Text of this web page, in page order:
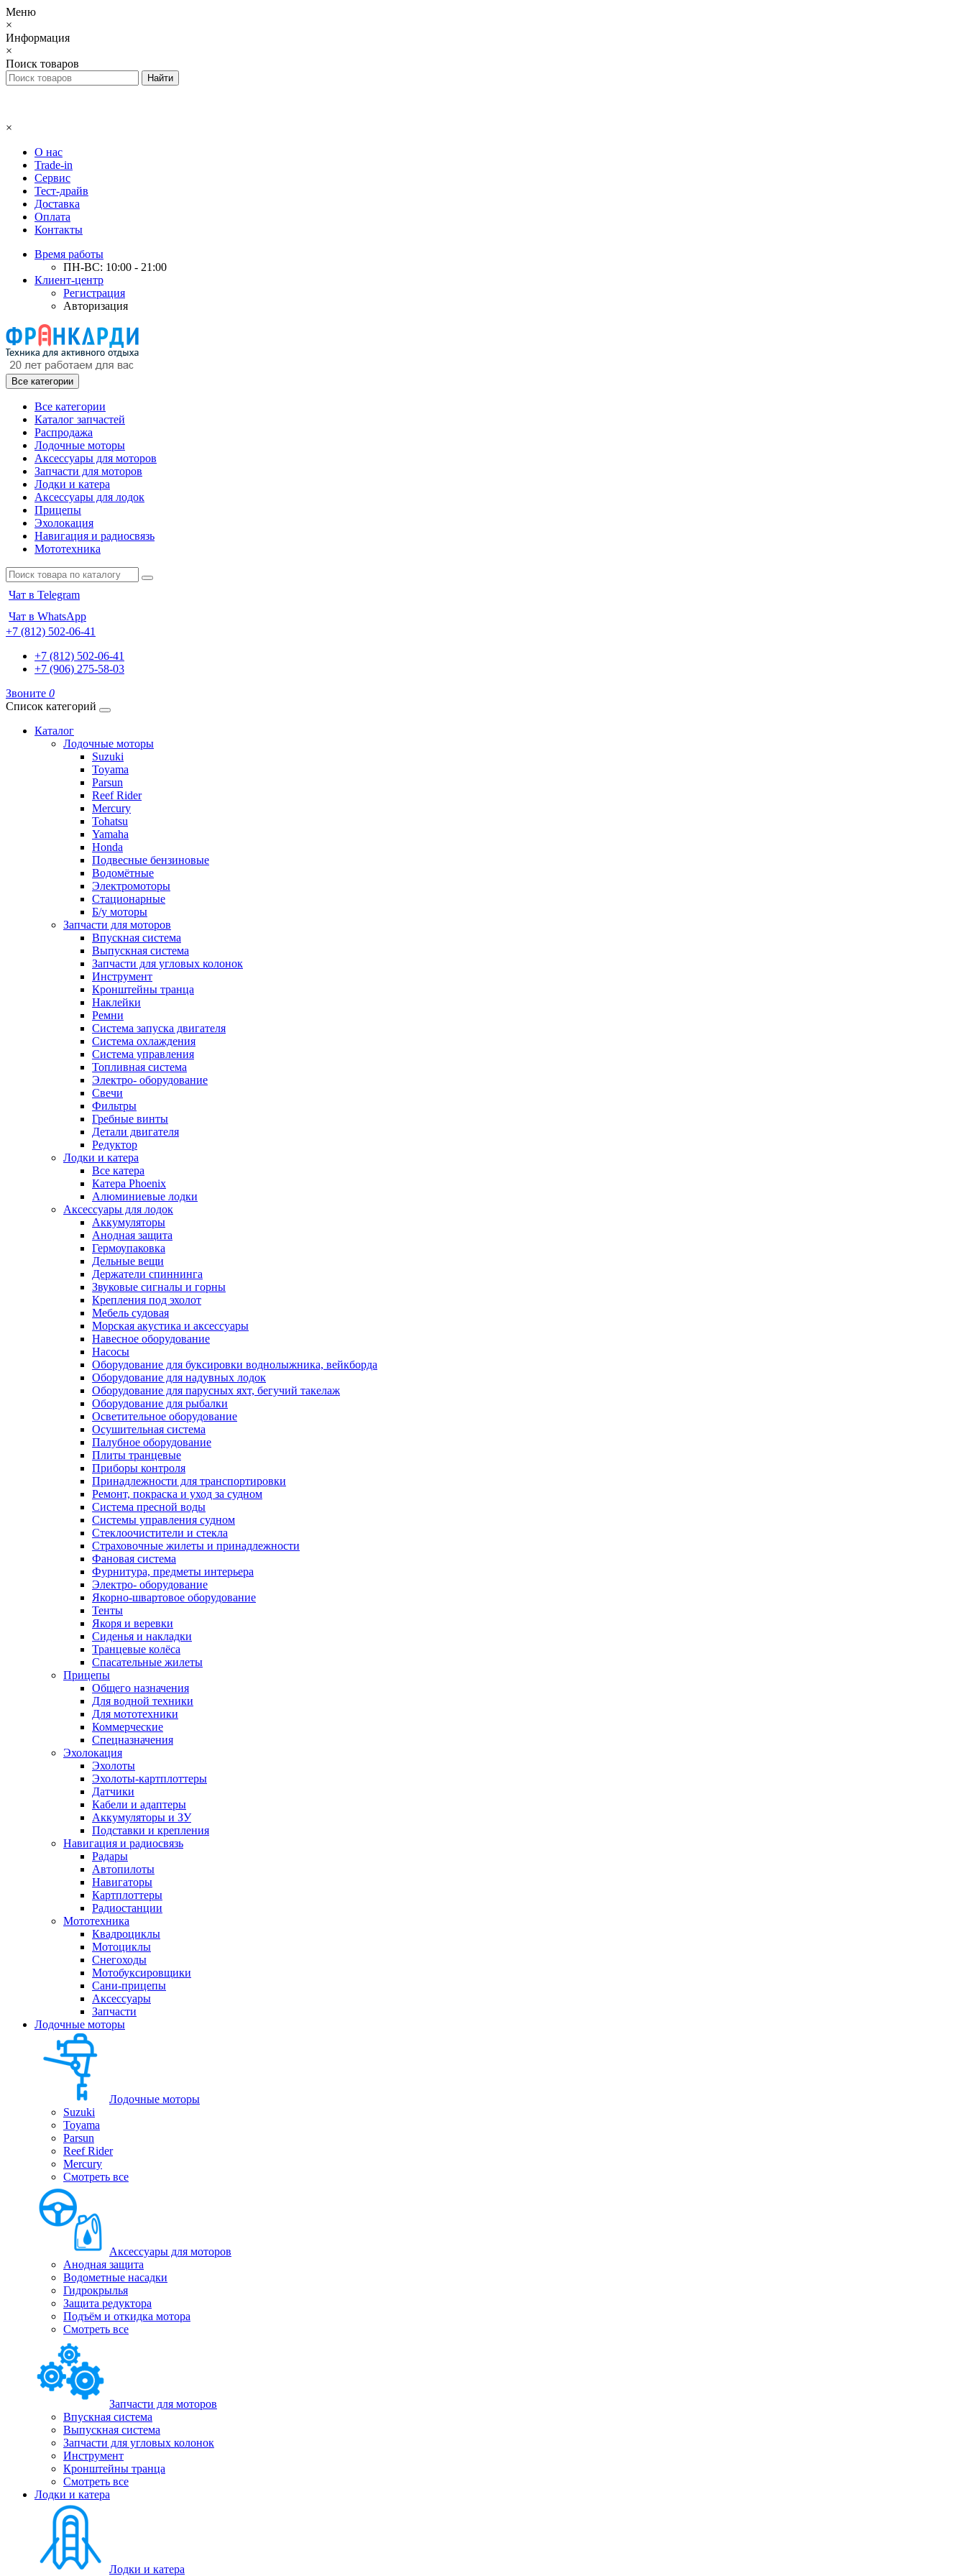
Меню
×
Информация
×
Поиск товаров
×
О нас
Trade-in
Сервис
Тест-драйв
Доставка
Оплата
Контакты
Время работы
ПН-ВС: 10:00 - 21:00
Клиент-центр
Регистрация
Авторизация
Все категории
Все категории
Каталог запчастей
Распродажа
Лодочные моторы
Аксессуары для моторов
Запчасти для моторов
Лодки и катера
Аксессуары для лодок
Прицепы
Эхолокация
Навигация и радиосвязь
Мототехника
Чат в Telegram
Чат в WhatsApp
+7 (812) 502-06-41
+7 (812) 502-06-41
+7 (906) 275-58-03
Звоните 0
Список категорий
Каталог
Лодочные моторы
Suzuki
Toyama
Parsun
Reef Rider
Mercury
Tohatsu
Yamaha
Honda
Подвесные бензиновые
Водомётные
Электромоторы
Стационарные
Б/у моторы
Запчасти для моторов
Впускная система
Выпускная система
Запчасти для угловых колонок
Инструмент
Кронштейны транца
Наклейки
Ремни
Система запуска двигателя
Система охлаждения
Система управления
Топливная система
Электро- оборудование
Свечи
Фильтры
Гребные винты
Детали двигателя
Редуктор
Лодки и катера
Все катера
Катера Phoenix
Алюминиевые лодки
Аксессуары для лодок
Аккумуляторы
Анодная защита
Гермоупаковка
Дельные вещи
Держатели спиннинга
Звуковые сигналы и горны
Крепления под эхолот
Мебель судовая
Морская акустика и аксессуары
Навесное оборудование
Насосы
Оборудование для буксировки воднолыжника, вейкборда
Оборудование для надувных лодок
Оборудование для парусных яхт, бегучий такелаж
Оборудование для рыбалки
Осветительное оборудование
Осушительная система
Палубное оборудование
Плиты транцевые
Приборы контроля
Принадлежности для транспортировки
Ремонт, покраска и уход за судном
Система пресной воды
Системы управления судном
Стеклоочистители и стекла
Страховочные жилеты и принадлежности
Фановая система
Фурнитура, предметы интерьера
Электро- оборудование
Якорно-швартовое оборудование
Тенты
Якоря и веревки
Сиденья и накладки
Транцевые колёса
Спасательные жилеты
Прицепы
Общего назначения
Для водной техники
Для мототехники
Коммерческие
Спецназначения
Эхолокация
Эхолоты
Эхолоты-картплоттеры
Датчики
Кабели и адаптеры
Аккумуляторы и ЗУ
Подставки и крепления
Навигация и радиосвязь
Радары
Автопилоты
Навигаторы
Картплоттеры
Радиостанции
Мототехника
Квадроциклы
Мотоциклы
Снегоходы
Мотобуксировщики
Сани-прицепы
Аксессуары
Запчасти
Лодочные моторы
Лодочные моторы
Suzuki
Toyama
Parsun
Reef Rider
Mercury
Смотреть все
Аксессуары для моторов
Анодная защита
Водометные насадки
Гидрокрылья
Защита редуктора
Подъём и откидка мотора
Смотреть все
Запчасти для моторов
Впускная система
Выпускная система
Запчасти для угловых колонок
Инструмент
Кронштейны транца
Смотреть все
Лодки и катера
Лодки и катера